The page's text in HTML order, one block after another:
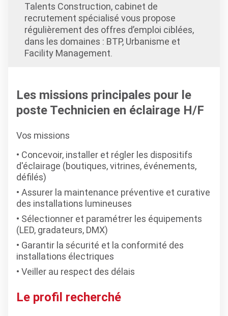
Talents Construction, cabinet de
recrutement spécialisé vous propose
régulièrement des offres d’emploi ciblées,
dans les domaines : BTP, Urbanisme et
Facility Management.
Les missions principales pour le
poste Technicien en éclairage H/F
Vos missions
Concevoir, installer et régler les dispositifs
d'éclairage (boutiques, vitrines, événements,
défilés)
Assurer la maintenance préventive et curative
des installations lumineuses
Sélectionner et paramétrer les équipements
(LED, gradateurs, DMX)
Garantir la sécurité et la conformité des
installations électriques
Veiller au respect des délais
Le profil recherché